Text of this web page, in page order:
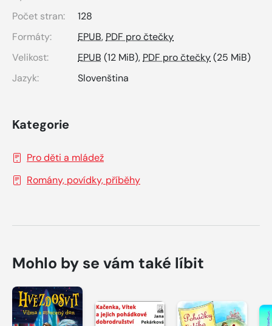
Počet stran:
128
Formáty:
EPUB,PDF pro čtečky
Velikost:
EPUB (12 MiB),PDF pro čtečky(25 MiB)
Jazyk:
Slovenština
Kategorie
Pro děti a mládež
Romány, povídky, příběhy
Mohlo by se vám také líbit